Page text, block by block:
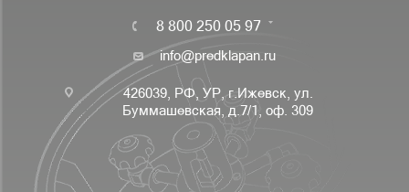
8 800 250 05 97
info@predklapan.ru
426039, РФ, УР, г.Ижевск, ул.
Буммашевская, д.7/1, оф. 309